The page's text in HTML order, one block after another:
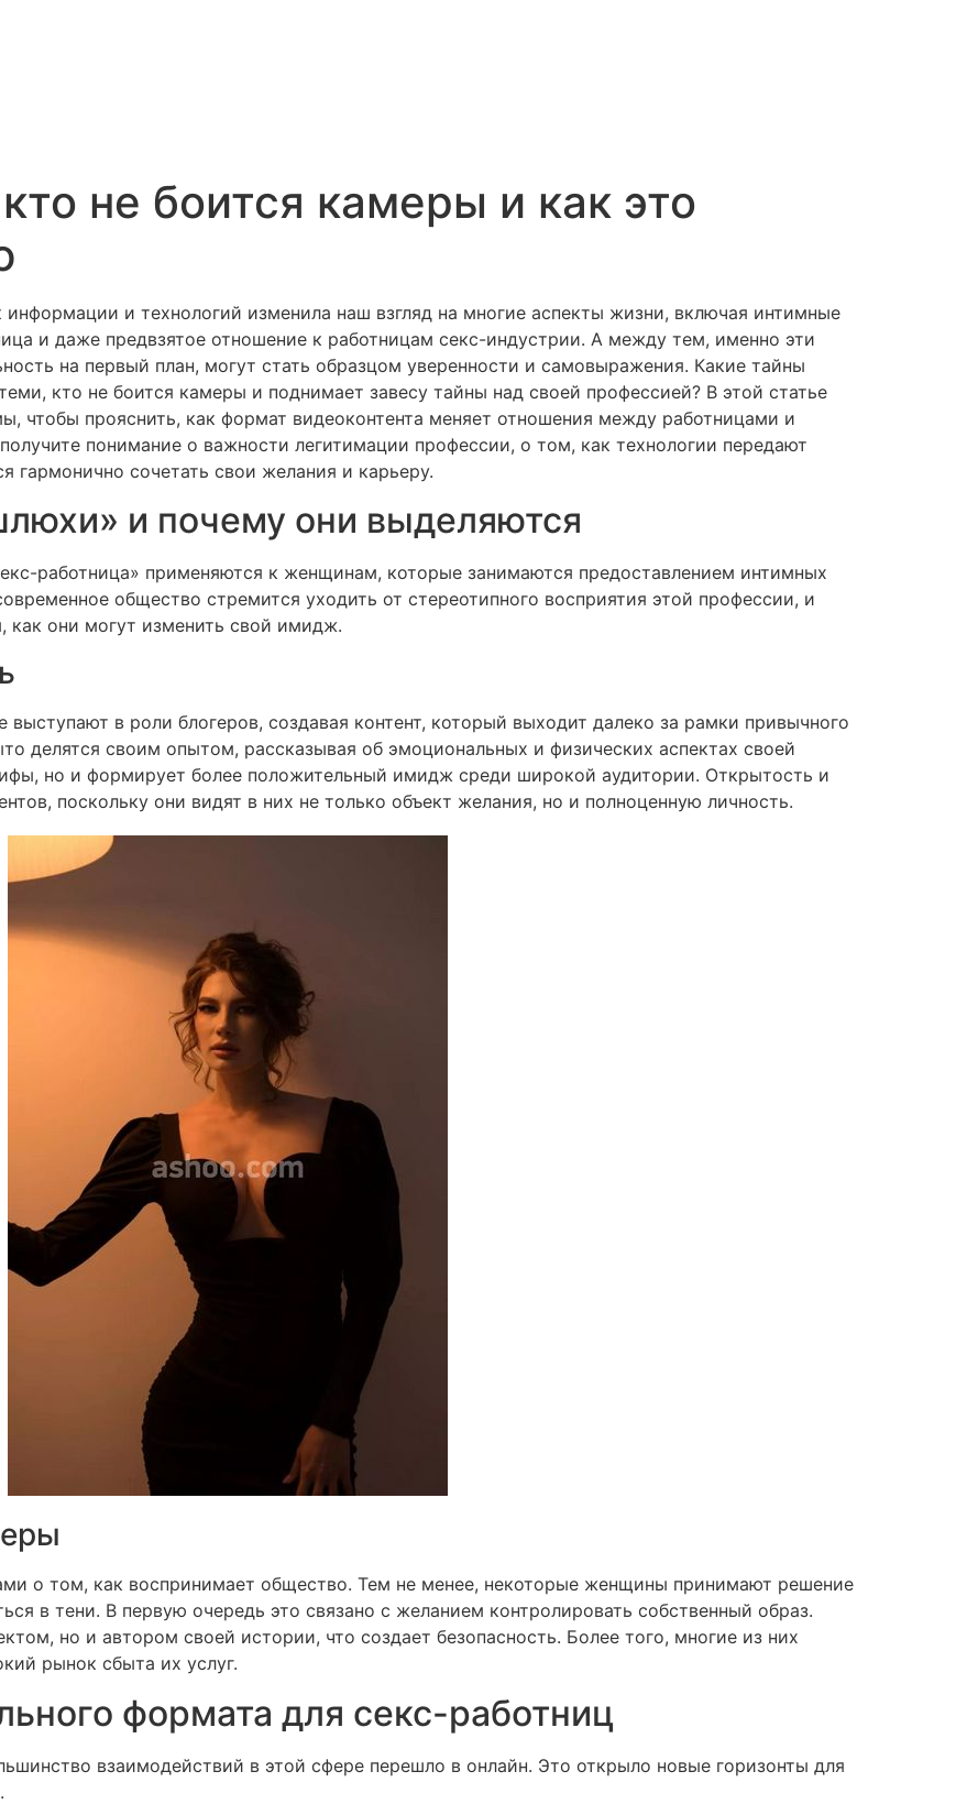
не боится камеры и как это
информации и технологий изменила наш взгляд на многие аспекты жизни, включая интимные
и даже предвзятое отношение к работницам секс-индустрии. А между тем, именно эти
на первый план, могут стать образцом уверенности и самовыражения. Какие тайны
кто не боится камеры и поднимает завесу тайны над своей профессией? В этой статье
чтобы прояснить, как формат видеоконтента меняет отношения между работницами и
понимание о важности легитимации профессии, о том, как технологии передают
сочетать свои желания и карьеру.
и почему они выделяются
работница» применяются к женщинам, которые занимаются предоставлением интимных
общество стремится уходить от стереотипного восприятия этой профессии, и
они могут изменить свой имидж.
в роли блогеров, создавая контент, который выходит далеко за рамки привычного
делятся своим опытом, рассказывая об эмоциональных и физических аспектах своей
но и формирует более положительный имидж среди широкой аудитории. Открытость и
поскольку они видят в них не только объект желания, но и полноценную личность.
о том, как воспринимает общество. Тем не менее, некоторые женщины принимают решение
в тени. В первую очередь это связано с желанием контролировать собственный образ.
но и автором своей истории, что создает безопасность. Более того, многие из них
рынок сбыта их услуг.
формата для секс-работниц
взаимодействий в этой сфере перешло в онлайн. Это открыло новые горизонты для